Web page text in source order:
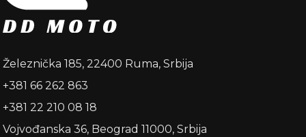
Železnička 185, 22400 Ruma, Srbija
+381 66 262 863
+381 22 210 08 18
Vojvođanska 36, Beograd 11000, Srbija